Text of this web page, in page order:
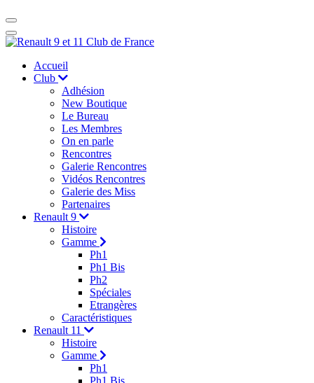
Accueil
Club
Adhésion
New Boutique
Le Bureau
Les Membres
On en parle
Rencontres
Galerie Rencontres
Vidéos Rencontres
Galerie des Miss
Partenaires
Renault 9
Histoire
Gamme
Ph1
Ph1 Bis
Ph2
Spéciales
Etrangères
Caractéristiques
Renault 11
Histoire
Gamme
Ph1